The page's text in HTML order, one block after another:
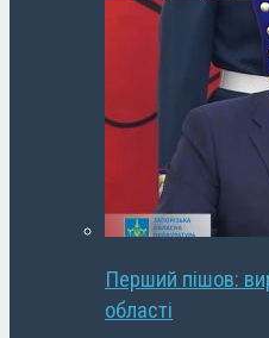
Перший пішов:
області